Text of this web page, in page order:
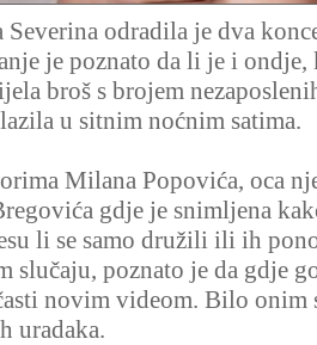
odradila je dva
je poznato da li je i ondje,
broš s brojem
u sitnim noćnim satima.
Milana Popovića, oca
gdje je snimljena
li se samo družili ili ih
slučaju, poznato je da gdje
novim videom. Bilo onim
uradaka.